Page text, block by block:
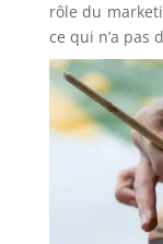
rôle du
ce qui n’a pas